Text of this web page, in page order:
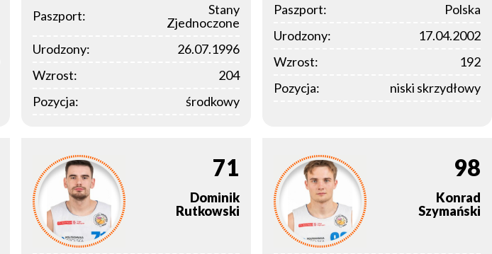
Paszport:
Stany
Zjednoczone
Urodzony:
26.07.1996
Wzrost:
204
Pozycja:
środkowy
Paszport:
Polska
Urodzony:
17.04.2002
Wzrost:
192
Pozycja:
niski skrzydłowy
71
Dominik
Rutkowski
98
Konrad
Szymański